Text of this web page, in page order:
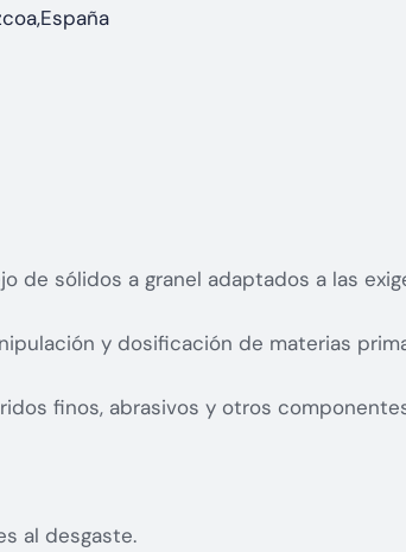
España
de sólidos a granel adaptados a las
y dosificación de materias
finos, abrasivos y otros
al desgaste.